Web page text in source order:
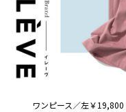
ワンピース／左￥19,800